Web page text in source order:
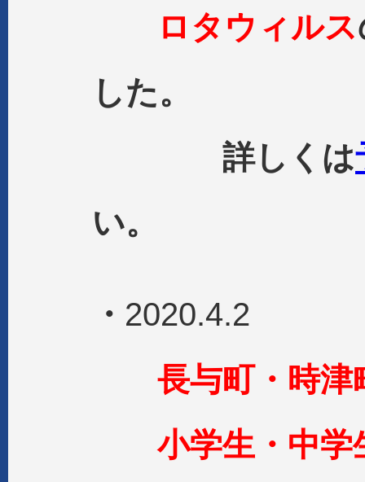
ロタウィルス
した。
詳しくは
い。
・ 2020.4.2
長与町・時津
小学生・中学